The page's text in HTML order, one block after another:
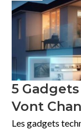
5
Vont
Les gadgets